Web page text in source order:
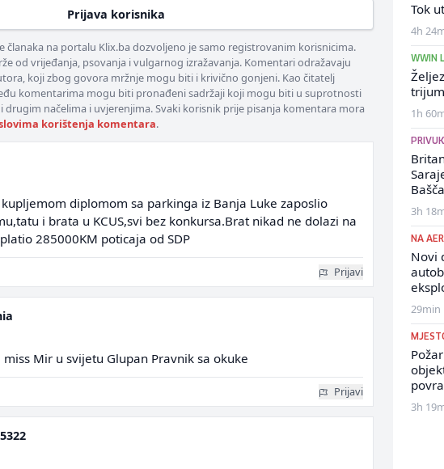
Prijava korisnika
članaka na portalu Klix.ba dozvoljeno je samo registrovanim korisnicima.
od vrijeđanja, psovanja i vulgarnog izražavanja. Komentari odražavaju
koji zbog govora mržnje mogu biti i krivično gonjeni. Kao čitatelj
komentarima mogu biti pronađeni sadržaji koji mogu biti u suprotnosti
drugim načelima i uvjerenjima. Svaki korisnik prije pisanja komentara mora
korištenja komentara.
diplomom sa parkinga iz Banja Luke zaposlio
i brata u KCUS,svi bez konkursa.Brat nikad ne dolazi na
285000KM poticaja od SDP
Prijavi
Mir u svijetu Glupan Pravnik sa okuke
Prijavi
Tok
4h
WWIN
1h
3h
NA
Novi
29min
3h